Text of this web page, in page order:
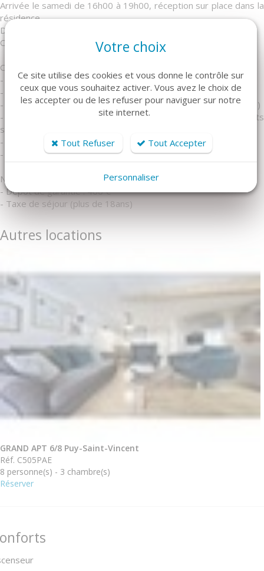
Arrivée le samedi de 16h00 à 19h00, réception sur place dans la
résidence
Départ avant 10h le matin
Court séjour et arrivée tardive, nous consulter
Options :
- Location draps lit double : 15 €/lit/séjour
- Location draps lit simple : 15 €/lit/séjour
- Location kit serviettes : 15 €/pers/séjour (1 grande + 1 petite)
- Kit linge (draps et serviettes) : 35 € draps double + 2 kits
serviettes / 29 € draps simple + 1 kit serviettes
- Kit bébé : 15 € (lit + matelas / chaise repas / baignoire)
- Location parking couvert : 50 €/semaine
Non inclus - Obligatoire à l'arrivée :
- Dépôt de garantie : 400 €
- Taxe de séjour (plus de 18ans)
Autres locations
GRAND APT 6/8 Puy-Saint-Vincent
Réf. C505PAE
8 personne(s) - 3 chambre(s)
Réserver
Votre choix
Ce site utilise des cookies et vous donne le contrôle sur
ceux que vous souhaitez activer. Vous avez le choix de
les accepter ou de les refuser pour naviguer sur notre
site internet.
Tout Refuser Tout Accepter
Personnaliser